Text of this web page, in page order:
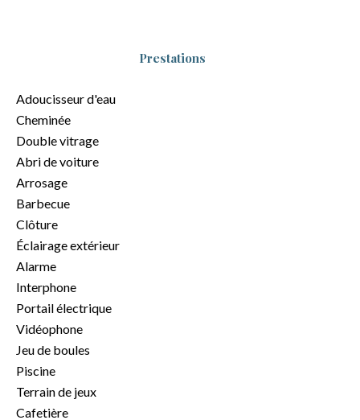
Prestations
Adoucisseur d'eau
Cheminée
Double vitrage
Abri de voiture
Arrosage
Barbecue
Clôture
Éclairage extérieur
Alarme
Interphone
Portail électrique
Vidéophone
Jeu de boules
Piscine
Terrain de jeux
Cafetière